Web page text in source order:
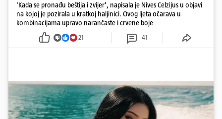
'Kada se pronađu beštija i zvijer', napisala je Nives Celzijus u objavi
na kojoj je pozirala u kratkoj haljinici. Ovog ljeta očarava u
kombinacijama upravo narančaste i crvene boje
21 41